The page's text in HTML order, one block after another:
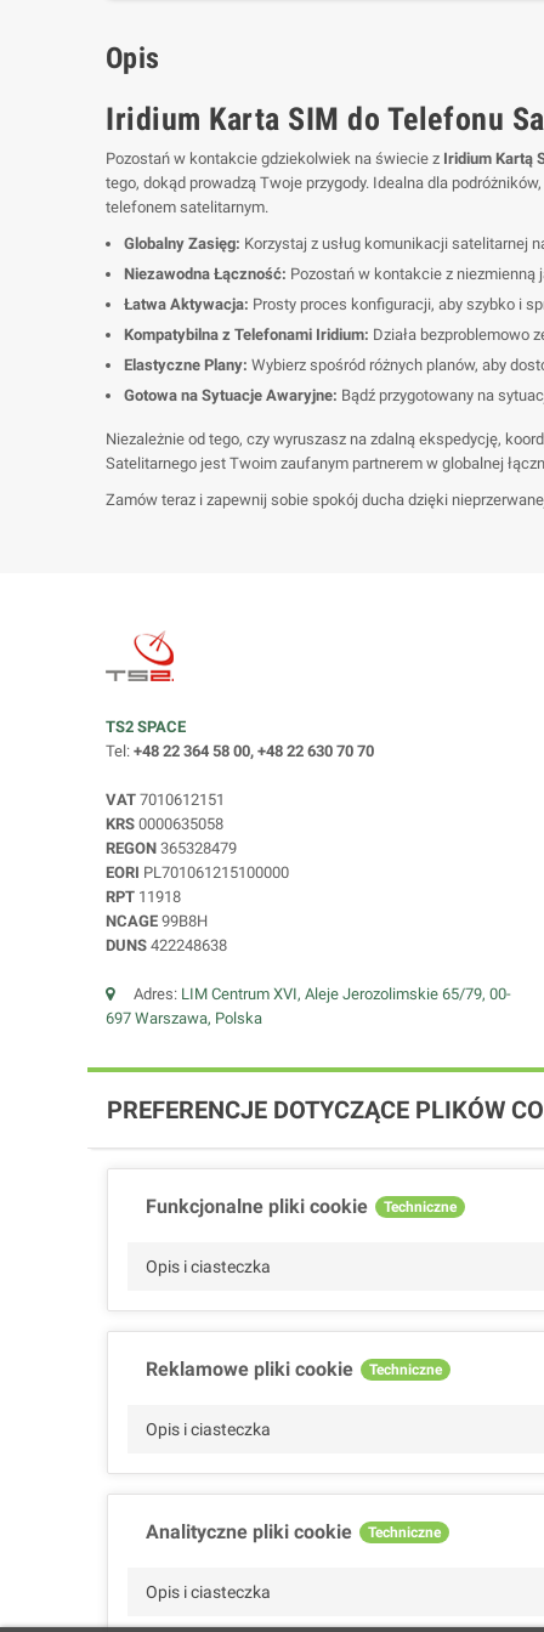
Opis
Iridium Karta SIM do Telefonu
Pozostań w kontakcie gdziekolwiek na świecie z Iridium Kartą
tego, dokąd prowadzą Twoje przygody. Idealna dla
telefonem satelitarnym.
Globalny Zasięg: Korzystaj z usług komunikacji satelitarnej
Niezawodna Łączność: Pozostań w kontakcie z niezmienną
Łatwa Aktywacja: Prosty proces konfiguracji, aby szybko i
Kompatybilna z Telefonami Iridium: Działa bezproblemowo
Elastyczne Plany: Wybierz spośród różnych planów, aby
Gotowa na Sytuacje Awaryjne: Bądź przygotowany na
Niezależnie od tego, czy wyruszasz na zdalną ekspedycję,
Satelitarnego jest Twoim zaufanym partnerem w globalnej
Zamów teraz i zapewnij sobie spokój ducha dzięki
TS2 SPACE
Tel: +48 22 364 58 00, +48 22 630 70 70
VAT 7010612151
KRS 0000635058
REGON 365328479
EORI PL701061215100000
RPT 11918
NCAGE 99B8H
DUNS 422248638
Adres: LIM Centrum XVI, Aleje Jerozolimskie 65/79, 00-
697 Warszawa, Polska
PREFERENCJE DOTYCZĄCE PLIKÓW
Funkcjonalne pliki cookie Techniczne
Opis i ciasteczka
Reklamowe pliki cookie Techniczne
Opis i ciasteczka
Analityczne pliki cookie Techniczne
Opis i ciasteczka